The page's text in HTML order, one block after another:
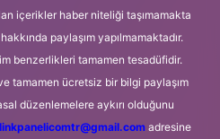
içerikler haber niteliği taşımamakta
paylaşım yapılmamaktadır.
benzerlikleri tamamen tesadüfidir.
tamamen ücretsiz bir bilgi paylaşım
düzenlemelere aykırı olduğunu
adresine